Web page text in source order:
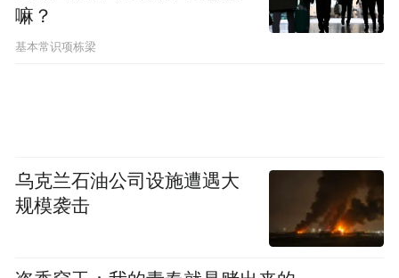
我们看到了胜利时的狂喜和落败后的坦然
赛前从卷发变为“平头哥”造型的
嘛？
基本常识项栋梁
乌克兰石油公司设施遭遇大
规模袭击